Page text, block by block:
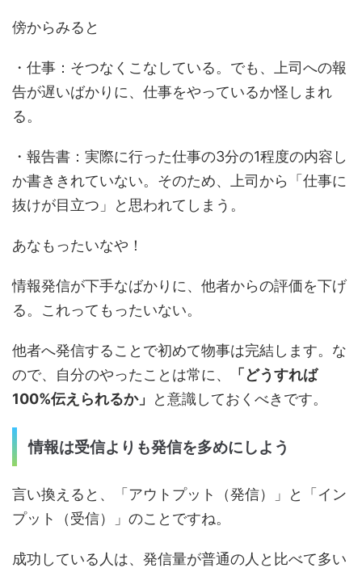
傍からみると
・仕事：そつなくこなしている。でも、上司への報
告が遅いばかりに、仕事をやっているか怪しまれ
る。
・報告書：実際に行った仕事の3分の1程度の内容し
か書ききれていない。そのため、上司から「仕事に
抜けが目立つ」と思われてしまう。
あなもったいなや！
情報発信が下手なばかりに、他者からの評価を下げ
る。これってもったいない。
他者へ発信することで初めて物事は完結します。な
ので、自分のやったことは常に、
「どうすれば
100%伝えられるか」
と意識しておくべきです。
情報は受信よりも発信を多めにしよう
言い換えると、「アウトプット（発信）」と「イン
プット（受信）」のことですね。
成功している人は、発信量が普通の人と比べて多い